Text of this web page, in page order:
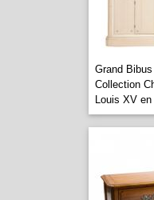
Grand
Collection
Louis XV